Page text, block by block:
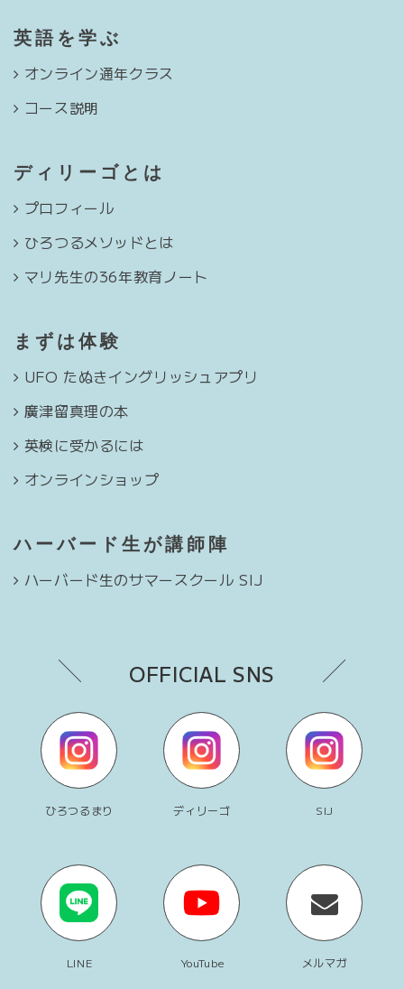
英語を学ぶ
オンライン通年クラス
コース説明
ディリーゴとは
プロフィール
ひろつるメソッドとは
マリ先生の36年教育ノート
まずは体験
UFO たぬきイングリッシュアプリ
廣津留真理の本
英検に受かるには
オンラインショップ
ハーバード生が講師陣
ハーバード生のサマースクール SIJ
OFFICIAL SNS
ひろつるまり ディリーゴ SIJ
LINE YouTube メルマガ